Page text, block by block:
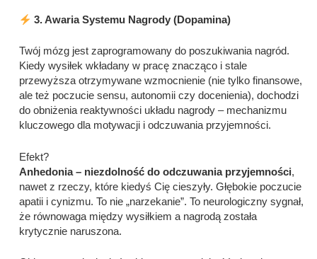
3. Awaria Systemu Nagrody (Dopamina)
Twój mózg jest zaprogramowany do poszukiwania nagród.
Kiedy wysiłek wkładany w pracę znacząco i stale
przewyższa otrzymywane wzmocnienie (nie tylko finansowe,
ale też poczucie sensu, autonomii czy docenienia), dochodzi
do obniżenia reaktywności układu nagrody – mechanizmu
kluczowego dla motywacji i odczuwania przyjemności.
Efekt?
Anhedonia – niezdolność do odczuwania przyjemności,
nawet z rzeczy, które kiedyś Cię cieszyły. Głębokie poczucie
apatii i cynizmu. To nie „narzekanie”. To neurologiczny sygnał,
że równowaga między wysiłkiem a nagrodą została
krytycznie naruszona.